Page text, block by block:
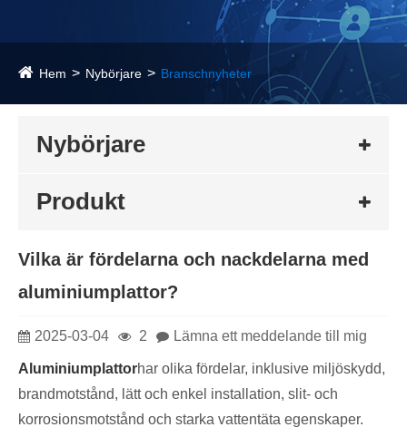
Hem Nybörjare Branschnyheter
Nybörjare
Produkt
Vilka är fördelarna och nackdelarna med
aluminiumplattor?
2025-03-04 2 Lämna ett meddelande till mig
Aluminiumplattorhar olika fördelar, inklusive miljöskydd,
brandmotstånd, lätt och enkel installation, slit- och
korrosionsmotstånd och starka vattentäta egenskaper. ‌